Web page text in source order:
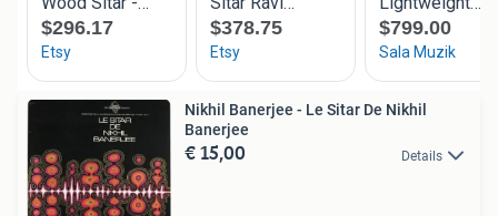
Nikhil Banerjee - Le Sitar De Nikhil
Banerjee
€ 15,00 Details